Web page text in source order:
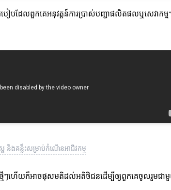
បដែលពួកគេអនុវត្តន៍ការប្រាស់បញ្ជាផលិតផលឬសេវាកម្ម។
និងគន្លឹះសម្រាប់កំណើនអាជីវកម្ម
មីៗហើយក៏អាចផុសមតិដល់អតិថិជនដើម្បីឲ្យពួកគេចូលរួមជាមួ